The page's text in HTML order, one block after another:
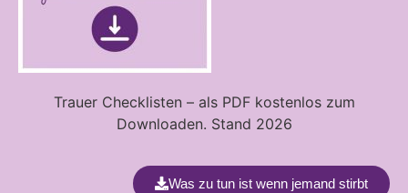
Trauer Checklisten – als PDF kostenlos zum
Downloaden. Stand 2026
Was zu tun ist wenn jemand stirbt